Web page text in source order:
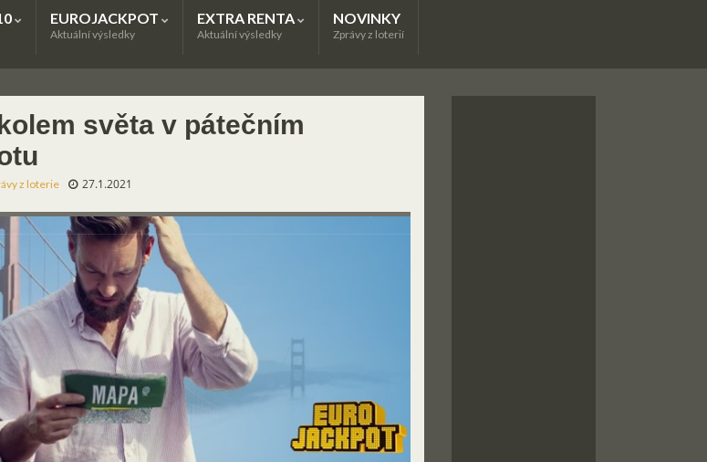
EUROJACKPOT
Aktuální výsledky
EXTRA RENTA
Aktuální výsledky
NOVINKY
Zprávy z loterií
světa v pátečním
z loterie 27.1.2021